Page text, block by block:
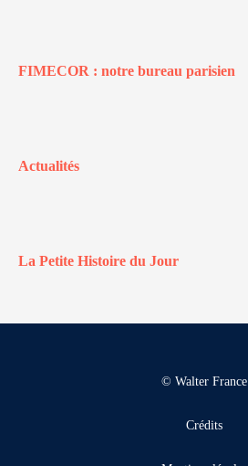
FIMECOR : notre bureau parisien
Actualités
La Petite Histoire du Jour
© Walter France
Crédits